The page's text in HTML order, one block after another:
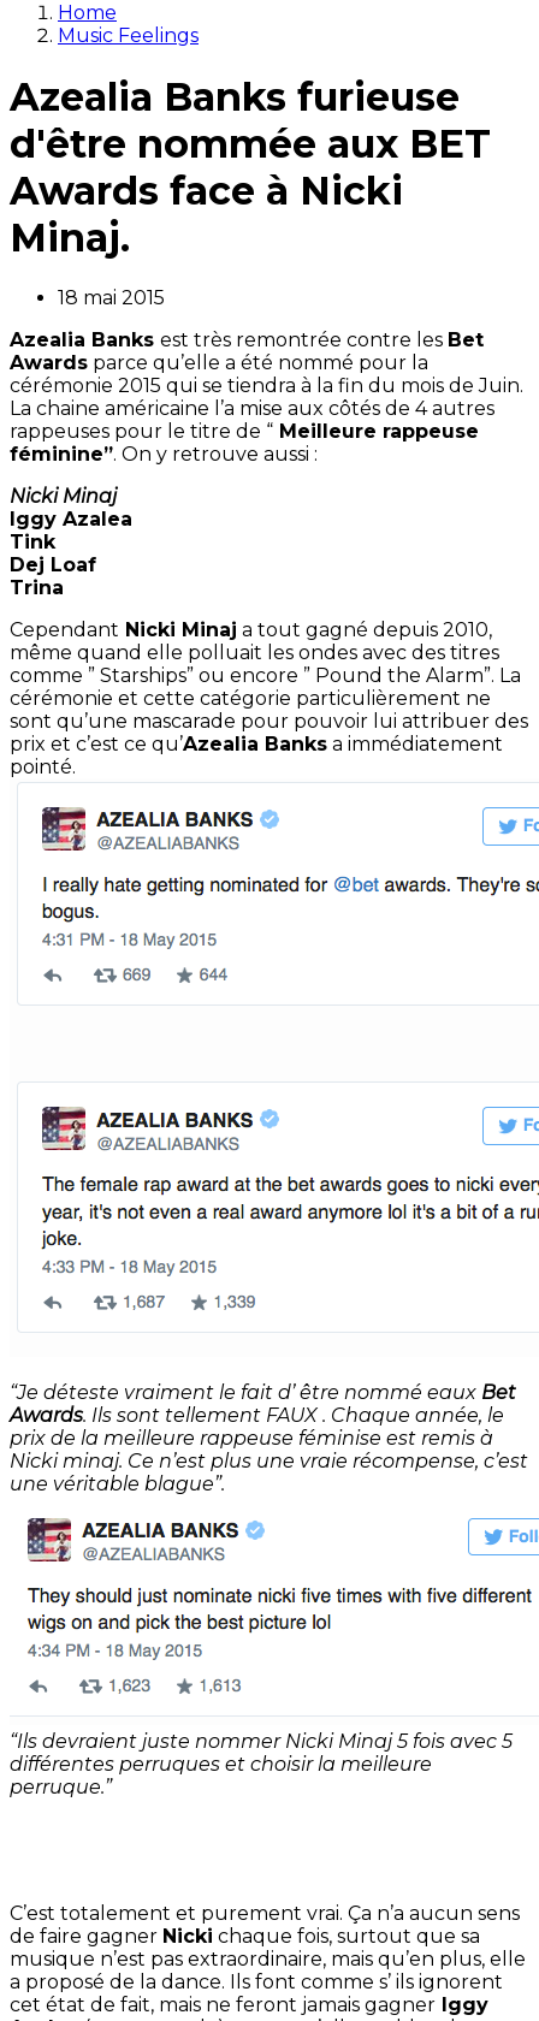
Home
Music Feelings
Azealia Banks furieuse
d'être nommée aux BET
Awards face à Nicki
Minaj.
18 mai 2015
Azealia Banks est très remontrée contre les Bet
Awards parce qu’elle a été nommé pour la
cérémonie 2015 qui se tiendra à la fin du mois de Juin.
La chaine américaine l’a mise aux côtés de 4 autres
rappeuses pour le titre de “ Meilleure rappeuse
féminine”. On y retrouve aussi :
Nicki Minaj
Iggy Azalea
Tink
Dej Loaf
Trina
Cependant Nicki Minaj a tout gagné depuis 2010,
même quand elle polluait les ondes avec des titres
comme ” Starships” ou encore ” Pound the Alarm”. La
cérémonie et cette catégorie particulièrement ne
sont qu’une mascarade pour pouvoir lui attribuer des
prix et c’est ce qu’Azealia Banks a immédiatement
pointé.
“Je déteste vraiment le fait d’ être nommé eaux Bet
Awards. Ils sont tellement FAUX . Chaque année, le
prix de la meilleure rappeuse féminise est remis à
Nicki minaj. Ce n’est plus une vraie récompense, c’est
une véritable blague”.
“Ils devraient juste nommer Nicki Minaj 5 fois avec 5
différentes perruques et choisir la meilleure
perruque.”
C’est totalement et purement vrai. Ça n’a aucun sens
de faire gagner Nicki chaque fois, surtout que sa
musique n’est pas extraordinaire, mais qu’en plus, elle
a proposé de la dance. Ils font comme s’ ils ignorent
cet état de fait, mais ne feront jamais gagner Iggy